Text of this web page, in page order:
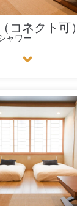
コネクト可）
ャワー